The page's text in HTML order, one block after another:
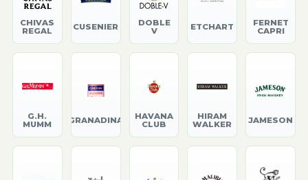
CHIVAS
REGAL
CUSENIER
DOBLE
V
ETCHART
FERNET
CAPRI
G.H.
MUMM
GRANADINA
HAVANA
CLUB
HIRAM
WALKER
JAMESON